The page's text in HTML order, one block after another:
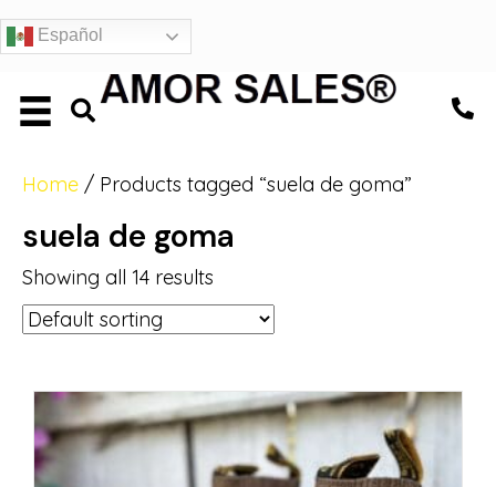
Español
Home / Products tagged “suela de goma”
suela de goma
Showing all 14 results